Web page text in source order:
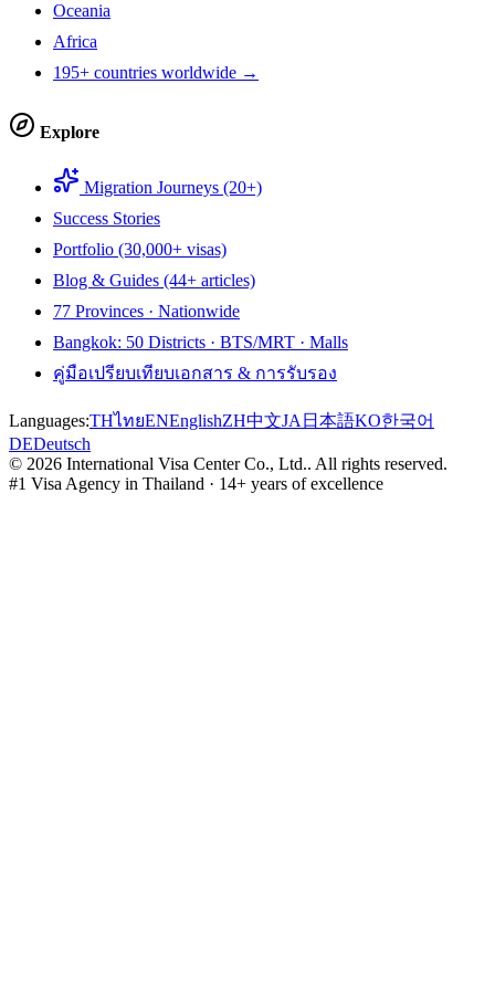
Oceania
Africa
195+ countries worldwide →
Explore
Migration Journeys (20+)
Success Stories
Portfolio (30,000+ visas)
Blog & Guides (44+ articles)
77 Provinces · Nationwide
Bangkok: 50 Districts · BTS/MRT · Malls
คู่มือเปรียบเทียบเอกสาร & การรับรอง
Languages:THไทยENEnglishZH中文JA 日本語KO한국어
DEDeutsch
© 2026 International Visa Center Co., Ltd.. All rights reserved.
#1 Visa Agency in Thailand · 14+ years of excellence